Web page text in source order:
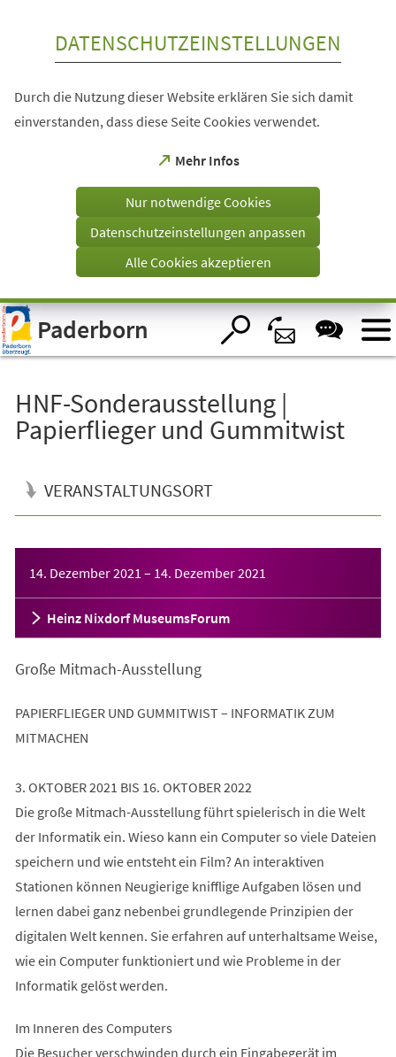
Visuelle
Assistenzsoftware
öffnen.
DATENSCHUTZEINSTELLUNGEN
Durch die Nutzung dieser Website erklären Sie sich damit
einverstanden, dass diese Seite Cookies verwendet.
Mehr Infos
(Öffnet
einem
Tab)
Nur notwendige Cookies
Datenschutzeinstellungen anpassen
Alle Cookies akzeptieren
Paderborn
HNF-Sonderausstellung |
Papierflieger und Gummitwist
VERANSTALTUNGSORT
14. Dezember 2021 – 14. Dezember 2021
Heinz Nixdorf MuseumsForum
Große Mitmach-Ausstellung
PAPIERFLIEGER UND GUMMITWIST – INFORMATIK ZUM
MITMACHEN
3. OKTOBER 2021 BIS 16. OKTOBER 2022
Die große Mitmach-Ausstellung führt spielerisch in die Welt
der Informatik ein. Wieso kann ein Computer so viele Dateien
speichern und wie entsteht ein Film? An interaktiven
Stationen können Neugierige knifflige Aufgaben lösen und
lernen dabei ganz nebenbei grundlegende Prinzipien der
digitalen Welt kennen. Sie erfahren auf unterhaltsame Weise,
wie ein Computer funktioniert und wie Probleme in der
Informatik gelöst werden.
Im Inneren des Computers
Die Besucher verschwinden durch ein Eingabegerät im